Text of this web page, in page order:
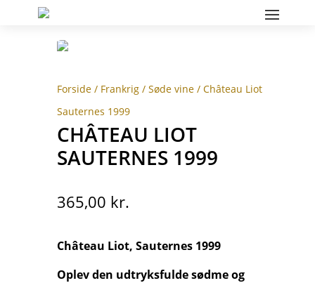
Forside/ Frankrig/ Søde vine/ Château Liot
Sauternes 1999
CHÂTEAU LIOT
SAUTERNES 1999
365,00 kr.
Château Liot, Sauternes 1999
Oplev den udtryksfulde sødme og